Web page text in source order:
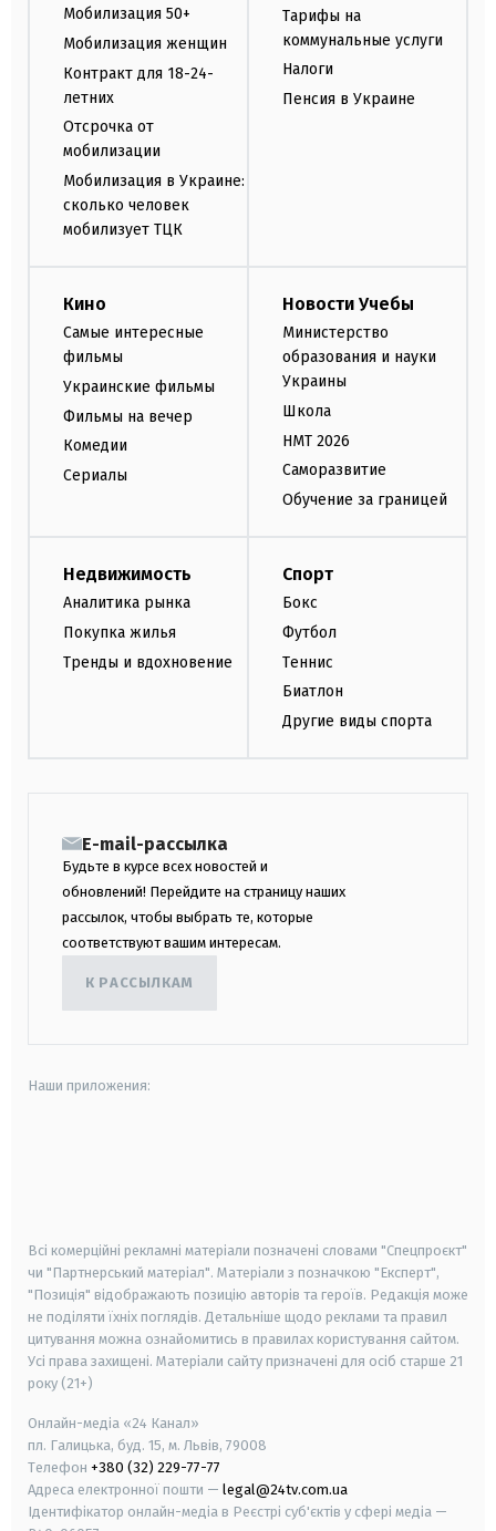
Мобилизация 50+
Мобилизация женщин
Контракт для 18-24-
летних
Отсрочка от
мобилизации
Мобилизация в Украине:
сколько человек
мобилизует ТЦК
Тарифы на
коммунальные услуги
Налоги
Пенсия в Украине
Кино
Самые интересные
фильмы
Украинские фильмы
Фильмы на вечер
Комедии
Сериалы
Новости Учебы
Министерство
образования и науки
Украины
Школа
НМТ 2026
Саморазвитие
Обучение за границей
Недвижимость
Аналитика рынка
Покупка жилья
Тренды и вдохновение
Спорт
Бокс
Футбол
Теннис
Биатлон
Другие виды спорта
E-mail-рассылка
Будьте в курсе всех новостей и
обновлений! Перейдите на страницу наших
рассылок, чтобы выбрать те, которые
соответствуют вашим интересам.
К РАССЫЛКАМ
Наши приложения:
Всі комерційні рекламні матеріали позначені словами "Спецпроєкт"
чи "Партнерський матеріал". Матеріали з позначкою "Експерт",
"Позиція" відображають позицію авторів та героїв. Редакція може
не поділяти їхніх поглядів. Детальніше щодо реклами та правил
цитування можна ознайомитись в правилах користування сайтом.
Усі права захищені. Матеріали сайту призначені для осіб старше 21
року (21+)
Онлайн-медіа «24 Канал»
пл. Галицька, буд. 15, м. Львів, 79008
Телефон +380 (32) 229-77-77
Адреса електронної пошти — legal@24tv.com.ua
Ідентифікатор онлайн-медіа в Реєстрі суб'єктів у сфері медіа —